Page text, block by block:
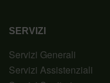
SERVIZI
Servizi Generali
Servizi Assistenziali